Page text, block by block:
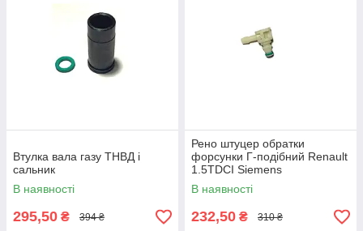
Втулка вала газу ТНВД і
сальник
В наявності
295,50 ₴ 394 ₴
Рено штуцер обратки
форсунки Г-подібний Renault
1.5TDCI Siemens
В наявності
232,50 ₴ 310 ₴